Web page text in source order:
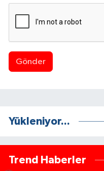
Gönder
Yükleniyor...
Trend Haberler